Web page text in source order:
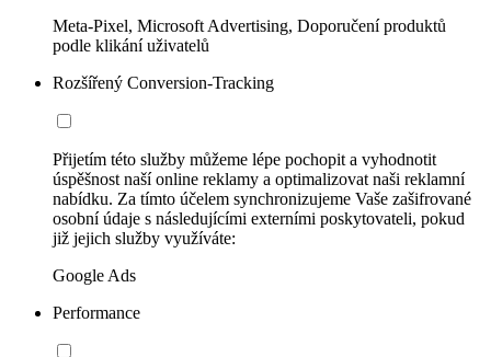
Meta-Pixel, Microsoft Advertising, Doporučení produktů
podle klikání uživatelů
Rozšířený Conversion-Tracking
Přijetím této služby můžeme lépe pochopit a vyhodnotit
úspěšnost naší online reklamy a optimalizovat naši reklamní
nabídku. Za tímto účelem synchronizujeme Vaše zašifrované
osobní údaje s následujícími externími poskytovateli, pokud
již jejich služby využíváte:
Google Ads
Performance